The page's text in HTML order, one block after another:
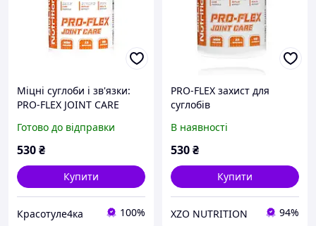
Міцні суглоби і зв'язки:
PRO-FLEX JOINT CARE
ХОНДРОЇТІН + MSM
Готово до відправки
530₴
Купити
Красотуле4ка 100%
PRO-FLEX захист для
суглобів
В наявності
530₴
Купити
XZO NUTRITION 94%